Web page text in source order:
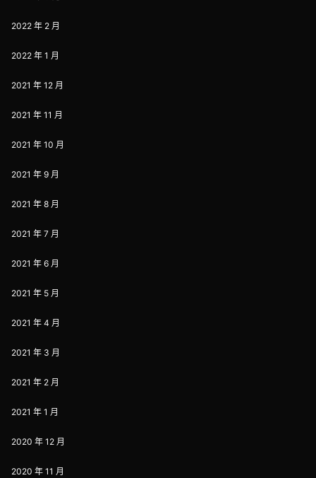
2022 年 2 月
2022 年 1 月
2021 年 12 月
2021 年 11 月
2021 年 10 月
2021 年 9 月
2021 年 8 月
2021 年 7 月
2021 年 6 月
2021 年 5 月
2021 年 4 月
2021 年 3 月
2021 年 2 月
2021 年 1 月
2020 年 12 月
2020 年 11 月